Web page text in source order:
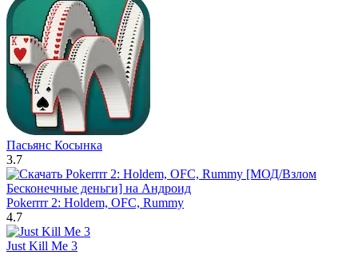
Пасьянс Косынка
3.7
Pokerrrr 2: Holdem, OFC, Rummy
4.7
Just Kill Me 3